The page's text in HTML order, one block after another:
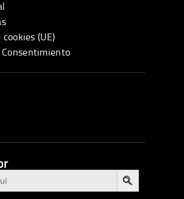
(UE)
Consentimiento
BOTÓN DE BÚSQUEDA